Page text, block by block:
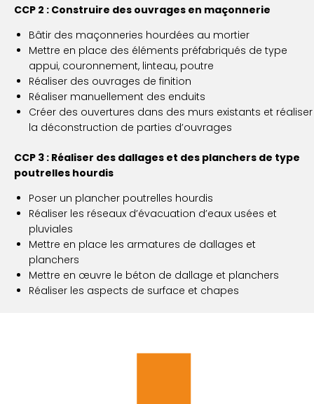
CCP 2 : Construire des ouvrages en maçonnerie
Bâtir des maçonneries hourdées au mortier
Mettre en place des éléments préfabriqués de type
appui, couronnement, linteau, poutre
Réaliser des ouvrages de finition
Réaliser manuellement des enduits
Créer des ouvertures dans des murs existants et réaliser
la déconstruction de parties d’ouvrages
CCP 3 : Réaliser des dallages et des planchers de type
poutrelles hourdis
Poser un plancher poutrelles hourdis
Réaliser les réseaux d’évacuation d’eaux usées et
pluviales
Mettre en place les armatures de dallages et
planchers
Mettre en œuvre le béton de dallage et planchers
Réaliser les aspects de surface et chapes